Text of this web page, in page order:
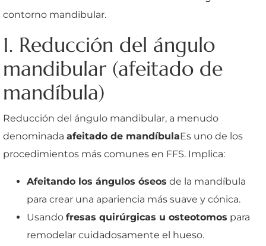
contorno mandibular.
1. Reducción del ángulo
mandibular (afeitado de
mandíbula)
Reducción del ángulo mandibular, a menudo
denominada afeitado de mandíbulaEs uno de los
procedimientos más comunes en FFS. Implica:
Afeitando los ángulos óseos de la mandíbula
para crear una apariencia más suave y cónica.
Usando fresas quirúrgicas u osteotomos para
remodelar cuidadosamente el hueso.